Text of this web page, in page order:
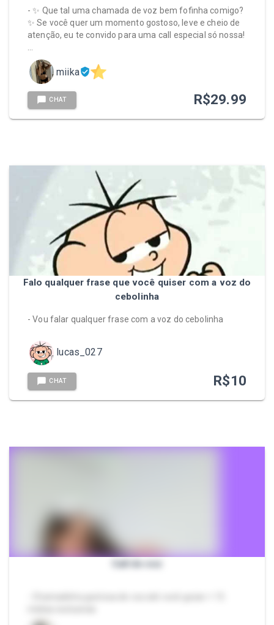
- ✨ Que tal uma chamada de voz bem fofinha comigo?
✨ Se você quer um momento gostoso, leve e cheio de
atenção, eu te convido para uma call especial só nossa!
miika
CHAT R$29.99
Falo qualquer frase que você quiser com a voz do
cebolinha
- Vou falar qualquer frase com a voz do cebolinha
lucas_027
CHAT R$10
Call de voz